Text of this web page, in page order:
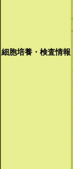
細胞培養・検査情報